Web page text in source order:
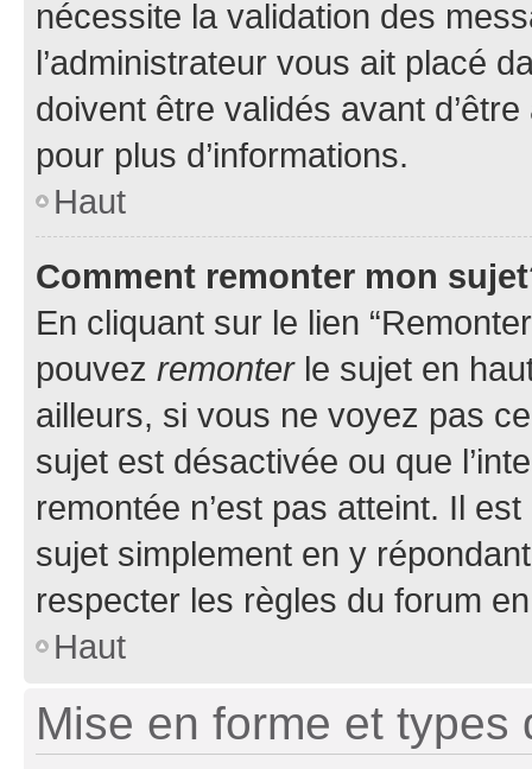
nécessite la validation des
l’administrateur vous ait placé
doivent être validés avant
pour plus d’informations.
Haut
Comment remonter mon
En cliquant sur le lien
pouvez remonterle sujet en
ailleurs, si vous ne voyez pas
sujet est désactivée ou que
remontée n’est pas atteint. Il
sujet simplement en y
respecter les règles du forum
Haut
Mise en forme et types